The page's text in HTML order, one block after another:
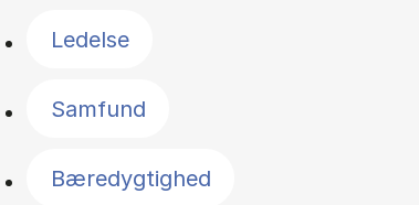
Ledelse
Samfund
Bæredygtighed